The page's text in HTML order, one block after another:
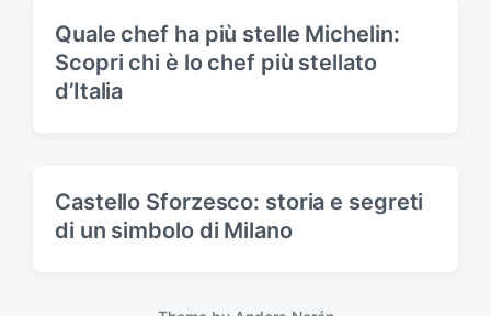
Quale chef ha più stelle Michelin:
Scopri chi è lo chef più stellato
d’Italia
Castello Sforzesco: storia e segreti
di un simbolo di Milano